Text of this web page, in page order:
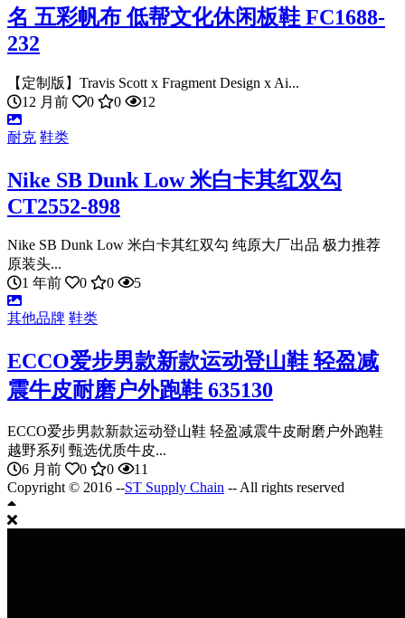
名 五彩帆布 低帮文化休闲板鞋 FC1688-
232
【定制版】Travis Scott x Fragment Design x Ai...
12 月前
0 0 12
耐克 鞋类
Nike SB Dunk Low 米白卡其红双勾
CT2552-898
Nike SB Dunk Low 米白卡其红双勾 纯原大厂出品 极力推荐
原装头...
1 年前
0 0 5
其他品牌 鞋类
ECCO爱步男款新款运动登山鞋 轻盈减
震牛皮耐磨户外跑鞋 635130
ECCO爱步男款新款运动登山鞋 轻盈减震牛皮耐磨户外跑鞋
越野系列 甄选优质牛皮...
6 月前
0 0
11
Copyright © 2016 --ST Supply Chain -- All rights reserved